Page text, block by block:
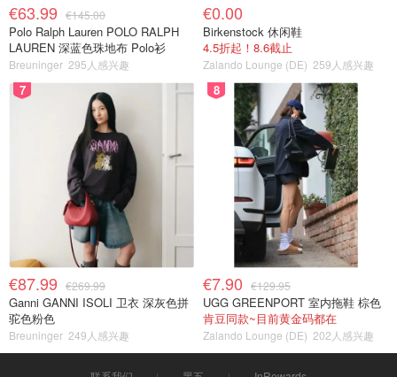
€63.99 €145.00
Polo Ralph Lauren POLO RALPH
LAUREN 深蓝色珠地布 Polo衫
Breuninger 295人感兴趣
€0.00
Birkenstock 休闲鞋
4.5折起！8.6截止
Zalando Lounge (DE) 259人感兴趣
7
€87.99 €269.99
Ganni GANNI ISOLI 卫衣 深灰色拼
驼色粉色
Breuninger 249人感兴趣
8
€7.90 €129.95
UGG GREENPORT 室内拖鞋 棕色
肯豆同款~目前黄金码都在
Zalando Lounge (DE) 202人感兴趣